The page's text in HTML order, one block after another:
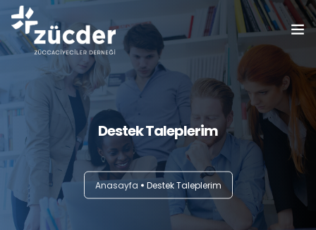
ZÜCDER
Bilgi Bankası
Haberler
Etkinlikler
Eğitimler
Destek Taleplerim
Anasayfa Destek Taleplerim